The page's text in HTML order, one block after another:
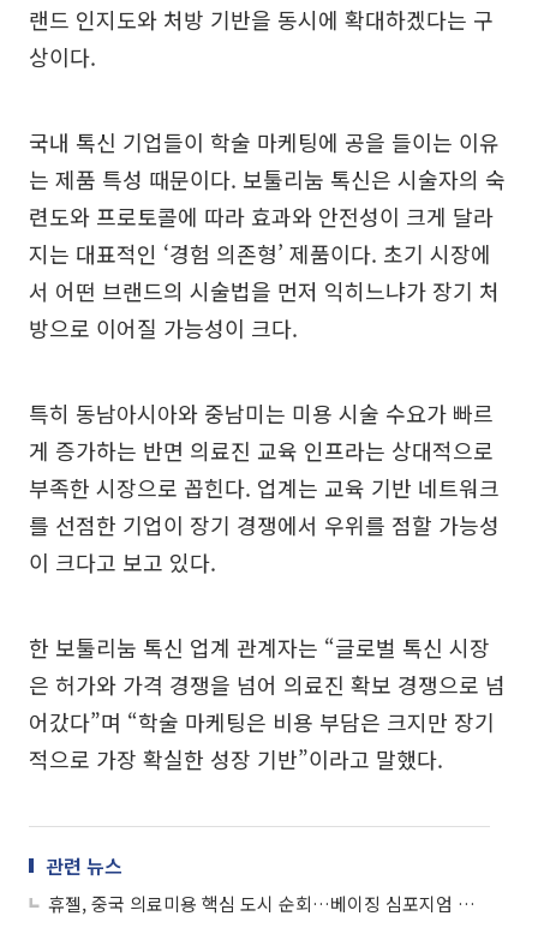
랜드 인지도와 처방 기반을 동시에 확대하겠다는 구
상이다.
국내 톡신 기업들이 학술 마케팅에 공을 들이는 이유
는 제품 특성 때문이다. 보툴리눔 톡신은 시술자의 숙
련도와 프로토콜에 따라 효과와 안전성이 크게 달라
지는 대표적인 ‘경험 의존형’ 제품이다. 초기 시장에
서 어떤 브랜드의 시술법을 먼저 익히느냐가 장기 처
방으로 이어질 가능성이 크다.
특히 동남아시아와 중남미는 미용 시술 수요가 빠르
게 증가하는 반면 의료진 교육 인프라는 상대적으로
부족한 시장으로 꼽힌다. 업계는 교육 기반 네트워크
를 선점한 기업이 장기 경쟁에서 우위를 점할 가능성
이 크다고 보고 있다.
한 보툴리눔 톡신 업계 관계자는 “글로벌 톡신 시장
은 허가와 가격 경쟁을 넘어 의료진 확보 경쟁으로 넘
어갔다”며 “학술 마케팅은 비용 부담은 크지만 장기
적으로 가장 확실한 성장 기반”이라고 말했다.
관련 뉴스
휴젤, 중국 의료미용 핵심 도시 순회…베이징 심포지엄 성료